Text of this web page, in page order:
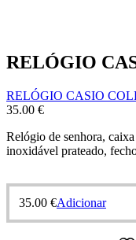
RELÓGIO
RELÓGIO CASIO
35.00 €
Relógio de senhora,
inoxidável prateado,
35.00 €Adicionar